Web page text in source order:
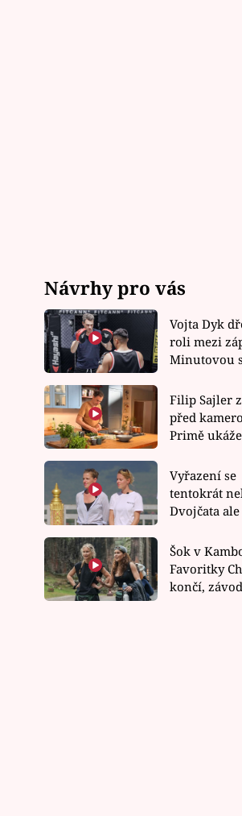
Návrhy pro vás
Vojta Dyk
roli mezi
Minutovou
Filip Sajler
před
Primě ukáže
rychlé recepty
Vyřazení se
tentokrát
Dvojčata
závodu nůž
Šok v
Favoritky
končí,